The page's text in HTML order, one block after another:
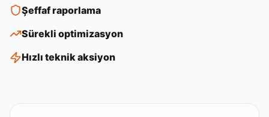
Şeffaf raporlama
Sürekli optimizasyon
Hızlı teknik aksiyon